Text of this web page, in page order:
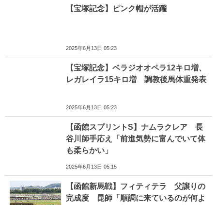
【宝塚記念】ピンク帽が活躍
2025年6月13日 05:23
【宝塚記念】ベラジオオペラ12キロ増、
レガレイラ15キロ増 調教後馬体重発表
2025年6月13日 05:23
【函館スプリントS】ナムラクレア 長
谷川師手応え「前進気勢に富んでいて体
も柔らかい」
2025年6月13日 05:15
【函館新馬戦】フィティテラ 父譲りの
完成度 昆師「順調に来ているのが何よ